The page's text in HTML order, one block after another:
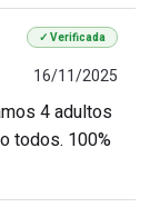
✓ Verificada
16/11/2025
4 adultos
todos. 100%